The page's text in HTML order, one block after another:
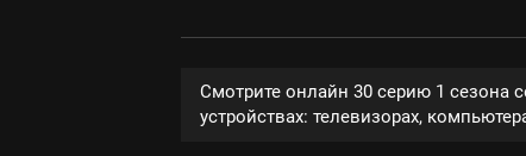
Смотрите онлайн 30 серию 1 сезона
устройствах: телевизорах,